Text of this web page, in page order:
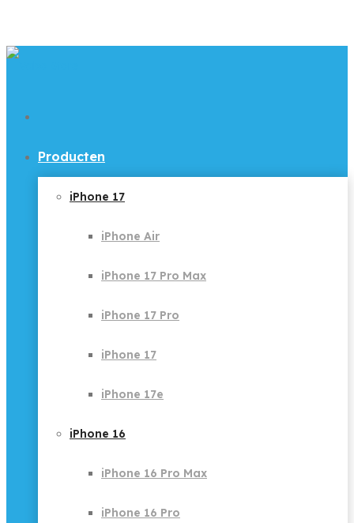
Producten
iPhone 17
iPhone Air
iPhone 17 Pro Max
iPhone 17 Pro
iPhone 17
iPhone 17e
iPhone 16
iPhone 16 Pro Max
iPhone 16 Pro